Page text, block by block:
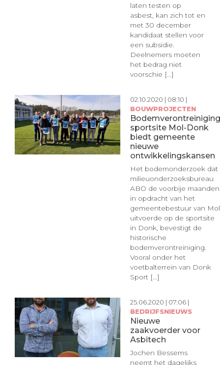
laten testen op
asbest, kan zich tot en
met 30 december
kandidaat stellen voor
een subsidie.
Deelnemers moeten
het bedrag niet
voorschie [...]
02.10.2020 | 08:10 |
BOUWPROJECTEN
Bodemverontreiniging
sportsite Mol-Donk
biedt gemeente
nieuwe
ontwikkelingskansen
Het bodemonderzoek dat
milieuonderzoeksbureau
ABO de voorbije maanden
in opdracht van het
gemeentebestuur van Mol
uitvoerde op de sportsite
in Donk, bevestigt de
historische
bodemverontreiniging.
Vooral onder het
voetbalterrein van Donk
Sport [...]
25.06.2020 | 07:06 |
BEDRIJFSNIEUWS
Nieuwe
zaakvoerder voor
Asbitech
Jochen Bessems
neemt het dagelijks